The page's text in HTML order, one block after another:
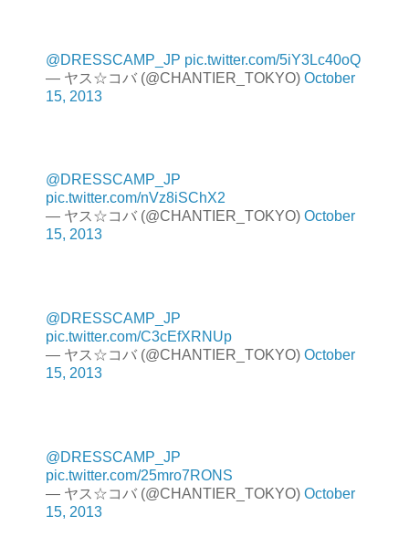
@DRESSCAMP_JP pic.twitter.com/5iY3Lc40oQ
— ヤス☆コバ (@CHANTIER_TOKYO) October
15, 2013
@DRESSCAMP_JP
pic.twitter.com/nVz8iSChX2
— ヤス☆コバ (@CHANTIER_TOKYO) October
15, 2013
@DRESSCAMP_JP
pic.twitter.com/C3cEfXRNUp
— ヤス☆コバ (@CHANTIER_TOKYO) October
15, 2013
@DRESSCAMP_JP
pic.twitter.com/25mro7RONS
— ヤス☆コバ (@CHANTIER_TOKYO) October
15, 2013